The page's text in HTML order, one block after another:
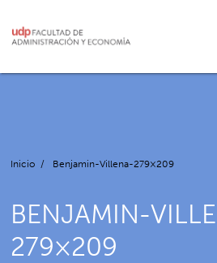
Inicio / Benjamin-Villena-279×209
BENJAMIN-
279×209